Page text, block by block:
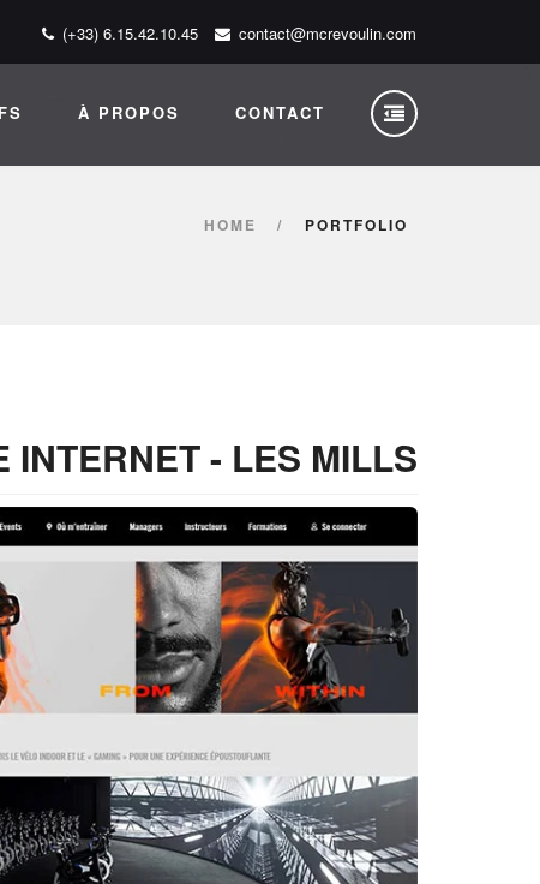
(+33) 6.15.42.10.45 contact@mcrevoulin.com
À PROPOS CONTACT
HOME PORTFOLIO
INTERNET - LES MILLS